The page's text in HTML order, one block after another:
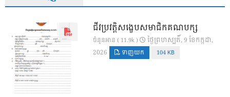
ជីវប្រវត្តិសង្ខេបសមាជិកគណបក្ស
ចំនួនអាន ( 11.9k )
ថ្ងៃ​ព្រហស្បតិ៍, 9 ខែ​កក្កដា,
2026
ទាញយក 104 KB